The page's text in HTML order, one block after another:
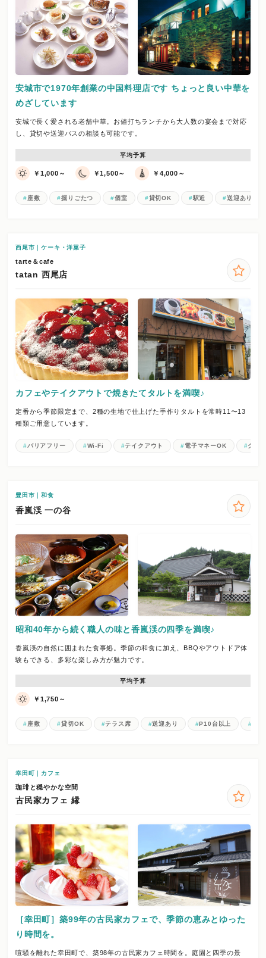
安城市で1970年創業の中国料理店です ちょっと良い中華を
めざしています
安城で長く愛される老舗中華。お値打ちランチから大人数の宴会まで対応
し、貸切や送迎バスの相談も可能です。
平均予算
￥1,000～ ￥1,500～ ￥4,000～
座敷 掘りごたつ 個室 貸切OK 駅近 送迎あり
西尾市｜ケーキ・洋菓子
tarte＆cafe
tatan 西尾店
カフェやテイクアウトで焼きたてタルトを満喫♪
定番から季節限定まで、2種の生地で仕上げた手作りタルトを常時11〜13
種類ご用意しています。
バリアフリー Wi-Fi テイクアウト 電子マネーOK クレ
豊田市｜和食
香嵐渓 一の谷
昭和40年から続く職人の味と香嵐渓の四季を満喫♪
香嵐渓の自然に囲まれた食事処。季節の和食に加え、BBQやアウトドア体
験もできる、多彩な楽しみ方が魅力です。
平均予算
￥1,750～
座敷 貸切OK テラス席 送迎あり P10台以上
幸田町｜カフェ
珈琲と穏やかな空間
古民家カフェ 縁
［幸田町］築99年の古民家カフェで、季節の恵みとゆった
り時間を。
喧騒を離れた幸田町で、築98年の古民家カフェ時間を。庭園と四季の景